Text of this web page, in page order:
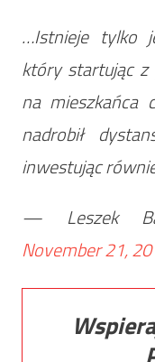
…Istnieje tylko
który startując z
na mieszkańca
nadrobił
inwestując
— Leszek
November 21,